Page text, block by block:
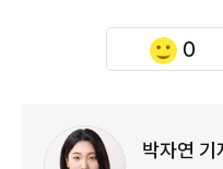
0
박자연 기